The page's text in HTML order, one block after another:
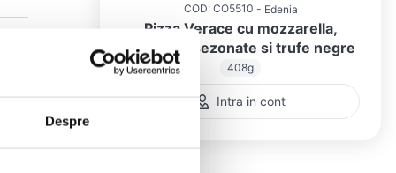
Despre
COD: CO5510 Edenia
Pizza Verace cu mozzarella,
ciuperci asezonate si trufe negre
408g
Intra in cont